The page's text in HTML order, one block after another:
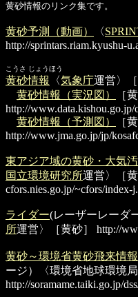
黄砂情報のリンク集です。
黄砂予測（動画） 〈
http://sprintars.riam.kyushu-
こうさ じょうほう
黄砂情報 〈気象庁運営〉［
黄砂情報（実況図）
［
http://www.data.kishou.go.jp/
黄砂情報（予測図）
［
http://www.jma.go.jp/jp/
東アジア域の黄砂・大気
国立環境研究所運営〉［黄
cfors.nies.go.jp/~cfors/index-
ライダー(レーザーレーダ
所運営〉［黄砂］ http://
黄砂～環境省黄砂飛来情報
ージ）〈環境省地球環境
http://soramame.taiki.go.jp/